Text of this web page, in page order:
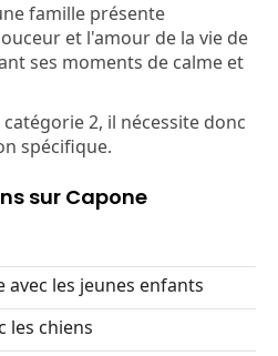
famille présente
et l'amour de la vie de
ses moments de calme et
2, il nécessite donc
spécifique.
sur Capone
avec les jeunes enfants
les chiens